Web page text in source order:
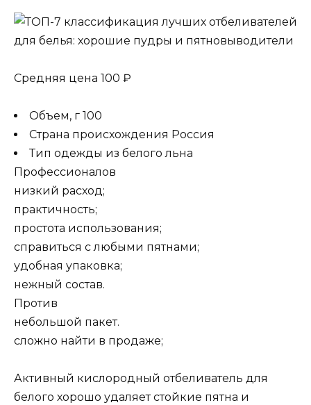
Средняя цена 100 ₽
Объем, г 100
Страна происхождения Россия
Тип одежды из белого льна
Профессионалов
низкий расход;
практичность;
простота использования;
справиться с любыми пятнами;
удобная упаковка;
нежный состав.
Против
небольшой пакет.
сложно найти в продаже;
Активный кислородный отбеливатель для
белого хорошо удаляет стойкие пятна и